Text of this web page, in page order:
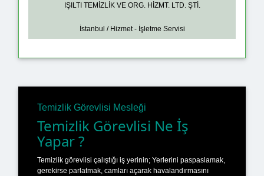
IŞILTI TEMİZLİK VE ORG. HİZMT. LTD. ŞTİ.
İstanbul / Hizmet - İşletme Servisi
Temizlik Görevlisi Mesleği
Temizlik Görevlisi Ne İş
Yapar ?
Temizlik görevlisi çalıştığı iş yerinin; Yerlerini paspaslamak,
gerekirse parlatmak, camları açarak havalandırmasını